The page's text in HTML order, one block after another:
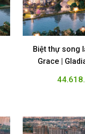
Biệt thự song
Grace |